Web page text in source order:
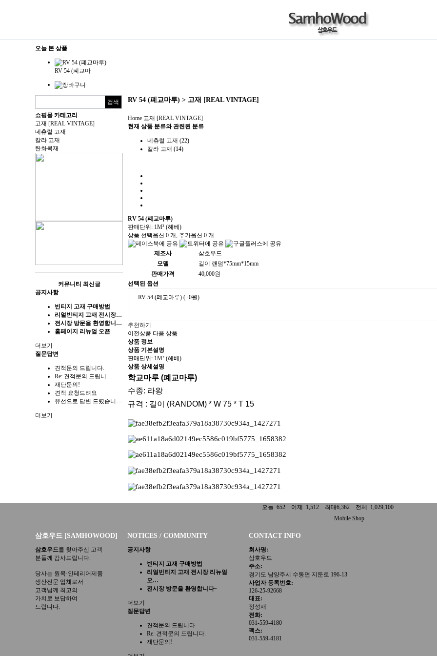
오늘 본 상품
RV 54 (폐교마
쇼핑몰 카테고리
고재 [REAL VINTAGE]
네츄럴 고재
칼라 고재
탄화목재
커뮤니티 최신글
공지사항
빈티지 고재 구매방법
리얼빈티지 고재 전시장…
전시장 방문을 환영합니…
홈페이지 리뉴얼 오픈
더보기
질문답변
견적문의 드립니다.
Re: 견적문의 드립니…
재단문의!
견적 요청드려요
유선으로 답변 드렸습니…
더보기
RV 54 (폐교마루) > 고재 [REAL VINTAGE]
Home 고재 [REAL VINTAGE]
현재 상품 분류와 관련된 분류
네츄럴 고재 (22)
칼라 고재 (14)
RV 54 (폐교마루)
판매단위: 1M² (헤베)
상품 선택옵션 0 개, 추가옵션 0 개
제조사
삼호우드
모델
길이 랜덤*75mm*15mm
판매가격
40,000원
선택된 옵션
RV 54 (폐교마루) (+0원)
추천하기
이전상품 다음 상품
상품 정보
상품 기본설명
판매단위: 1M² (헤베)
상품 상세설명
학교마루 (폐교마루)
수종: 라왕​
규격 : 길이 (RANDOM) * W 75 * T 15
오늘 652 어제 1,512 최대6,362 전체 1,029,100
Mobile Shop
삼호우드 [SAMHOWOOD] NOTICES / COMMUNITY CONTACT INFO
삼호우드를 찾아주신 고객
분들께 감사드립니다.
당사는 원목·인테리어제품
생산전문 업체로서
고객님께 최고의
가치로 보답하여
드립니다.
공지사항
빈티지 고재 구매방법
리얼빈티지 고재 전시장 리뉴얼
오…
전시장 방문을 환영합니다~
더보기
질문답변
견적문의 드립니다.
Re: 견적문의 드립니다.
재단문의!
회사명:
삼호우드
주소:
경기도 남양주시 수동면 지둔로 196-13
사업자 등록번호:
126-25-92668
대표:
정성재
전화:
031-559-4180
팩스:
031-559-4181